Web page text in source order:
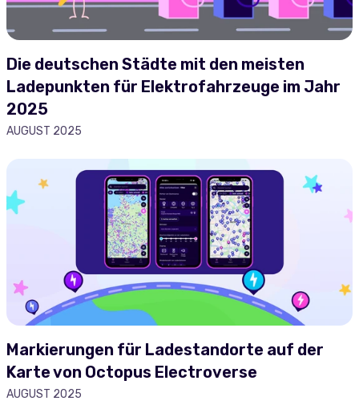
Die deutschen Städte mit den meisten
Ladepunkten für Elektrofahrzeuge im Jahr
2025
AUGUST 2025
Markierungen für Ladestandorte auf der
Karte von Octopus Electroverse
AUGUST 2025